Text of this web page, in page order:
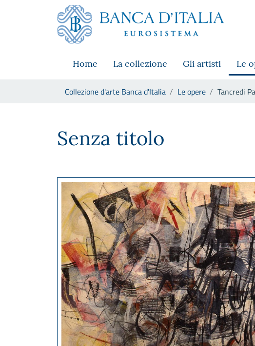
Skip to Main Content
Vai al sito istituzionale
Vai al menu di navigazione
Vai alla ricerca
Vai ai contenuti
Home La collezione Gli artisti Le
Collezione d'arte Banca d'Italia Le opere Tancredi
Senza titolo